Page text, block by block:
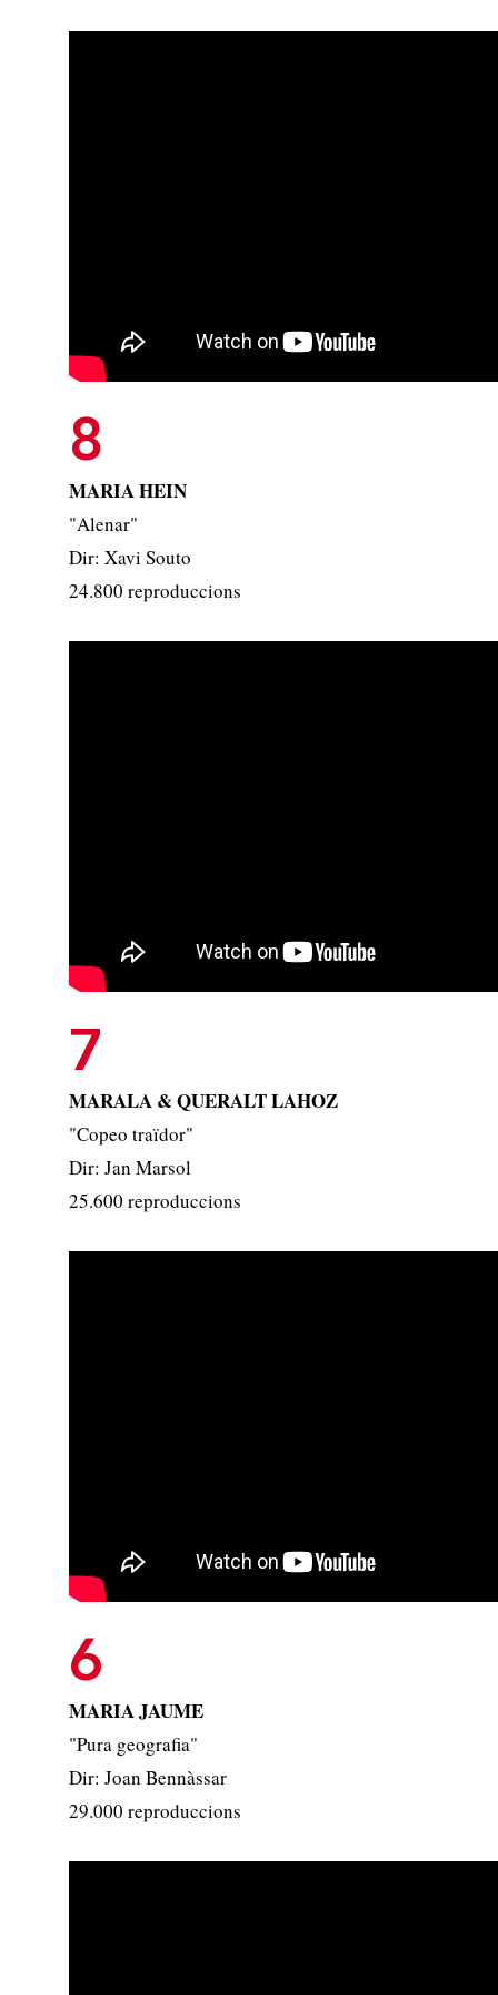
8
MARIA HEIN
"Alenar"
Dir: Xavi Souto
24.800 reproduccions
7
MARALA & QUERALT LAHOZ
"Copeo traïdor"
Dir: Jan Marsol
25.600 reproduccions
6
MARIA JAUME
"Pura geografia"
Dir: Joan Bennàssar
29.000 reproduccions